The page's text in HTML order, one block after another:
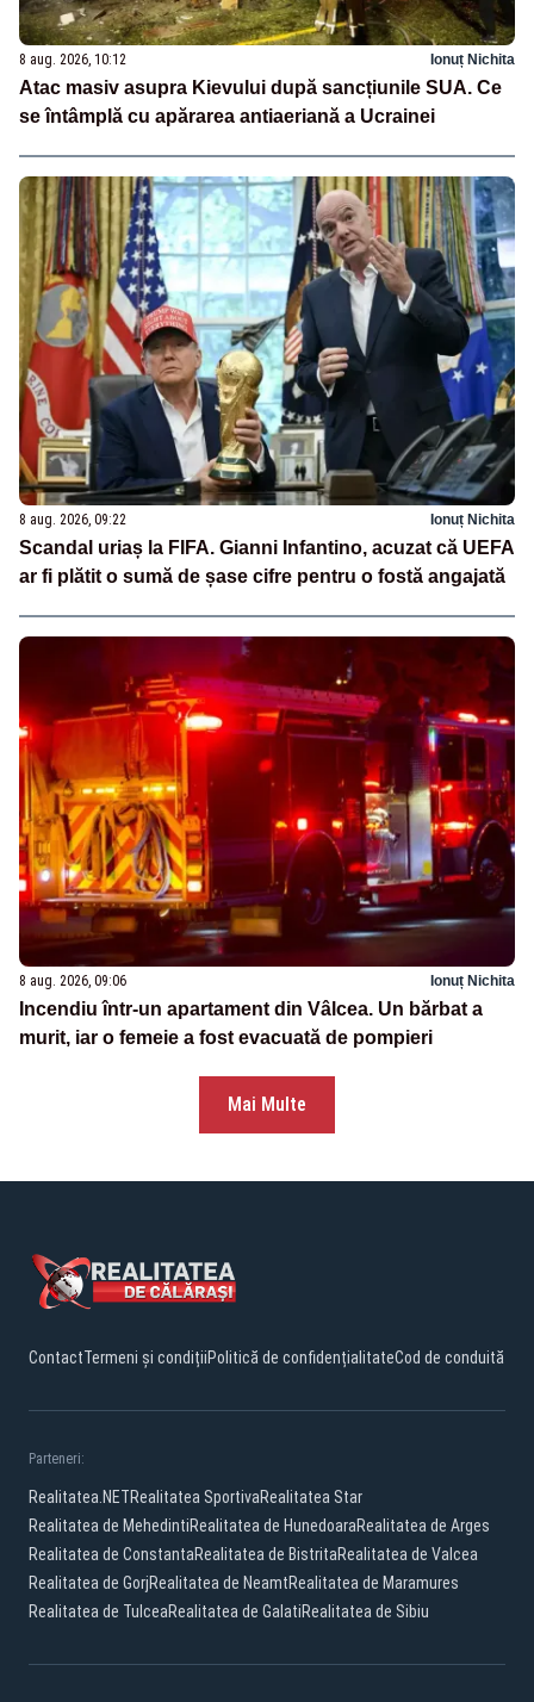
8 aug. 2026, 10:12 Ionuț Nichita
Atac masiv asupra Kievului după sancțiunile SUA. Ce
se întâmplă cu apărarea antiaeriană a Ucrainei
8 aug. 2026, 09:22 Ionuț Nichita
Scandal uriaș la FIFA. Gianni Infantino, acuzat că UEFA
ar fi plătit o sumă de șase cifre pentru o fostă angajată
8 aug. 2026, 09:06 Ionuț Nichita
Incendiu într-un apartament din Vâlcea. Un bărbat a
murit, iar o femeie a fost evacuată de pompieri
Mai Multe
ContactTermeni și condițiiPolitică de confidențialitateCod de conduită
Parteneri:
Realitatea.NETRealitatea SportivaRealitatea Star
Realitatea de MehedintiRealitatea de HunedoaraRealitatea de Arges
Realitatea de ConstantaRealitatea de BistritaRealitatea de Valcea
Realitatea de GorjRealitatea de NeamtRealitatea de Maramures
Realitatea de TulceaRealitatea de GalatiRealitatea de Sibiu